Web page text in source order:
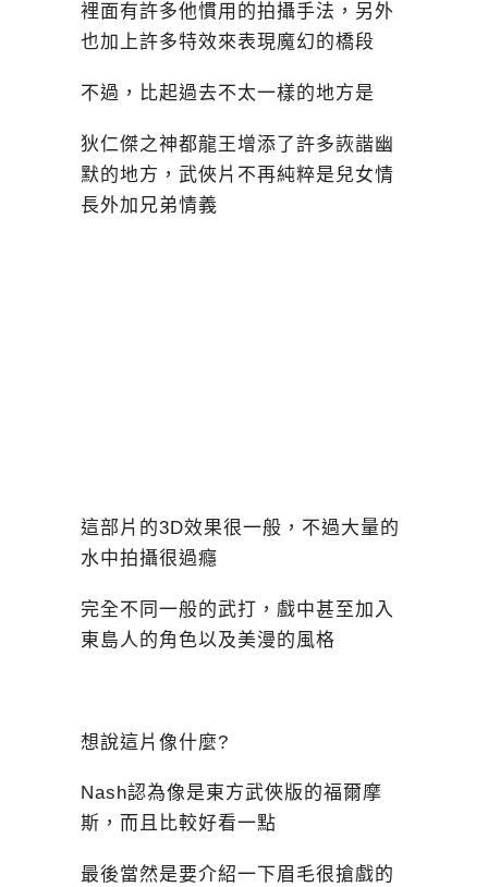
裡面有許多他慣用的拍攝手法，另外
也加上許多特效來表現魔幻的橋段
不過，比起過去不太一樣的地方是
狄仁傑之神都龍王增添了許多詼諧幽
默的地方，武俠片不再純粹是兒女情
長外加兄弟情義
這部片的3D效果很一般，不過大量的
水中拍攝很過癮
完全不同一般的武打，戲中甚至加入
東島人的角色以及美漫的風格
想說這片像什麼?
Nash認為像是東方武俠版的福爾摩
斯，而且比較好看一點
最後當然是要介紹一下眉毛很搶戲的